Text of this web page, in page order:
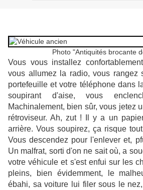
Photo "Antiquités brocante
Vous vous installez
vous allumez la radio, vous rangez
portefeuille et votre téléphone dans
soupirant d'aise, vous
Machinalement, bien sûr, vous jetez
rétroviseur. Ah, zut ! Il y a un
arrière. Vous soupirez, ça risque
Vous descendez pour l'enlever et,
Un malfrat, sorti d'on ne sait où, a
votre véhicule et s'est enfui sur les
pleins, bien évidemment, le
ébahi, sa voiture lui filer sous le